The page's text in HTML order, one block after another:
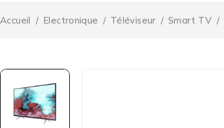
Accueil / Electronique / Téléviseur / Smart TV /